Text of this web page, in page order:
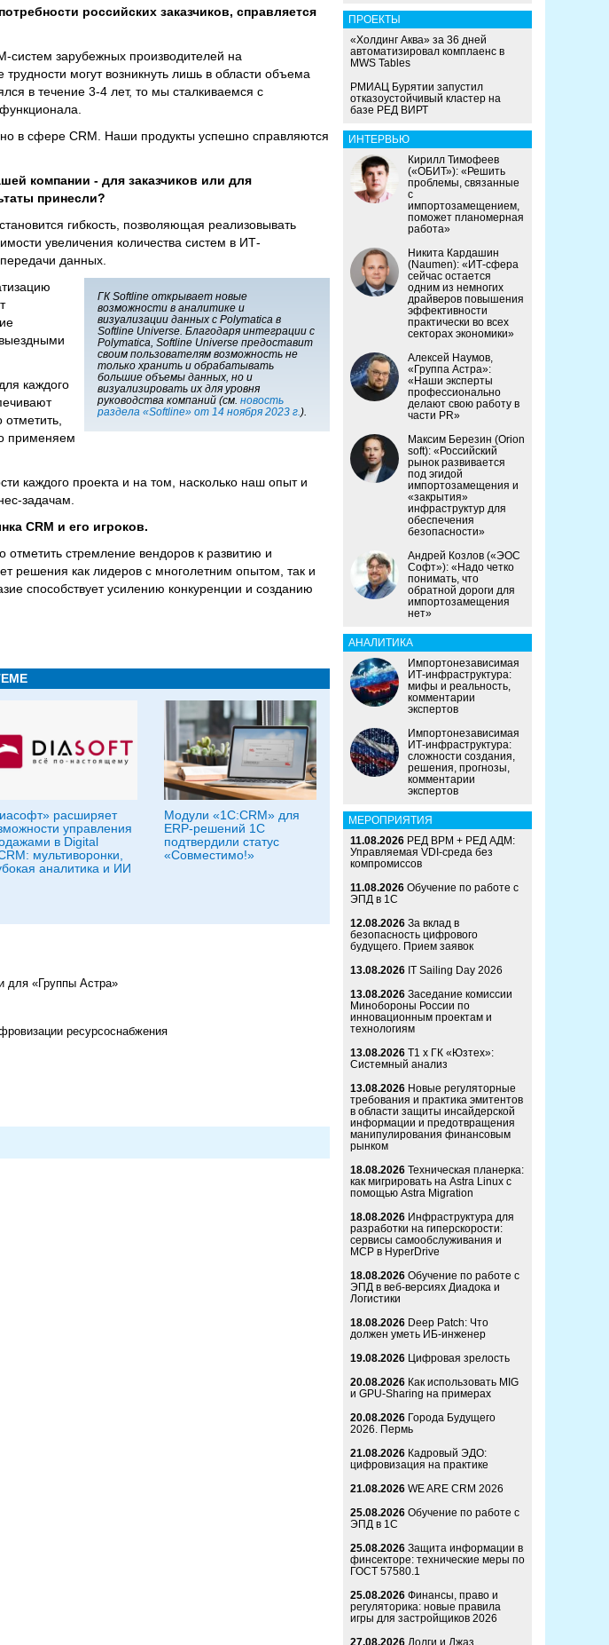
российских заказчиков, справляется
систем зарубежных производителей на
могут возникнуть лишь в области объема
в течение 3-4 лет, то мы сталкиваемся с
в сфере CRM. Наши продукты успешно справляются
компании - для заказчиков или для
принесли?
гибкость, позволяющая реализовывать
увеличения количества систем в ИТ-
данных.
ГК Softline открывает новые
возможности в аналитике и
визуализации данных с Polymatica в
Softline Universe. Благодаря интеграции с
Polymatica, Softline Universe предоставит
своим пользователям возможность не
только хранить и обрабатывать
большие объемы данных, но и
визуализировать их для уровня
руководства компаний (см. новость
раздела «Softline» от 14 ноября 2023 г.).
каждого
применяем
каждого проекта и на том, насколько наш опыт и
задачам.
CRM и его игроков.
стремление вендоров к развитию и
решения как лидеров с многолетним опытом, так и
способствует усилению конкуренции и созданию
расширяет
управления
в Digital
мультиворонки,
аналитика и ИИ
Модули «1С:CRM» для
ERP-решений 1С
подтвердили статус
«Совместимо!»
для «Группы Астра»
ресурсоснабжения
ПРОЕКТЫ
«Холдинг Аква» за 36 дней
автоматизировал комплаенс в
MWS Tables
РМИАЦ Бурятии запустил
отказоустойчивый кластер на
базе РЕД ВИРТ
ИНТЕРВЬЮ
Кирилл Тимофеев
(«ОБИТ»): «Решить
проблемы, связанные
с
импортозамещением,
поможет планомерная
работа»
Никита Кардашин
(Naumen): «ИТ-сфера
сейчас остается
одним из немногих
драйверов повышения
эффективности
практически во всех
секторах экономики»
Алексей Наумов,
«Группа Астра»:
«Наши эксперты
профессионально
делают свою работу в
части PR»
Максим Березин (Orion
soft): «Российский
рынок развивается
под эгидой
импортозамещения и
«закрытия»
инфраструктур для
обеспечения
безопасности»
Андрей Козлов («ЭОС
Софт»): «Надо четко
понимать, что
обратной дороги для
импортозамещения
нет»
АНАЛИТИКА
Импортонезависимая
ИТ-инфраструктура:
мифы и реальность,
комментарии
экспертов
Импортонезависимая
ИТ-инфраструктура:
сложности создания,
решения, прогнозы,
комментарии
экспертов
МЕРОПРИЯТИЯ
11.08.2026 РЕД ВРМ + РЕД АДМ:
Управляемая VDI-среда без
компромиссов
11.08.2026 Обучение по работе с
ЭПД в 1С
12.08.2026 За вклад в
безопасность цифрового
будущего. Прием заявок
13.08.2026 IT Sailing Day 2026
13.08.2026 Заседание комиссии
Минобороны России по
инновационным проектам и
технологиям
13.08.2026 Т1 x ГК «Юзтех»:
Системный анализ
13.08.2026 Новые регуляторные
требования и практика эмитентов
в области защиты инсайдерской
информации и предотвращения
манипулирования финансовым
рынком
18.08.2026 Техническая планерка:
как мигрировать на Astra Linux с
помощью Astra Migration
18.08.2026 Инфраструктура для
разработки на гиперскорости:
сервисы самообслуживания и
MCP в HyperDrive
18.08.2026 Обучение по работе с
ЭПД в веб-версиях Диадока и
Логистики
18.08.2026 Deep Patch: Что
должен уметь ИБ-инженер
19.08.2026 Цифровая зрелость
20.08.2026 Как использовать MIG
и GPU-Sharing на примерах
20.08.2026 Города Будущего
2026. Пермь
21.08.2026 Кадровый ЭДО:
цифровизация на практике
21.08.2026 WE ARE CRM 2026
25.08.2026 Обучение по работе с
ЭПД в 1С
25.08.2026 Защита информации в
финсекторе: технические меры по
ГОСТ 57580.1
25.08.2026 Финансы, право и
регуляторика: новые правила
игры для застройщиков 2026